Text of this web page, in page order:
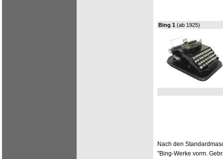
Bing 1 (ab 1925)
Nach den
"Bing-Werke vorm.